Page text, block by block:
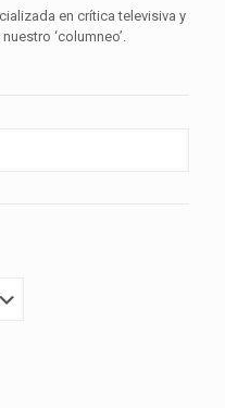
en crítica televisiva y
‘columneo’.